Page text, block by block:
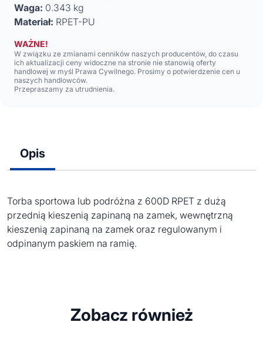
Waga: 0.343 kg
Materiał: RPET-PU
WAŻNE!
W związku ze zmianami cenników naszych producentów, do czasu
ich aktualizacji ceny widoczne na stronie nie stanowią oferty
handlowej w myśl Prawa Cywilnego. Prosimy o potwierdzenie cen u
naszych handlowców.
Przepraszamy za utrudnienia.
Opis
Torba sportowa lub podróżna z 600D RPET z dużą
przednią kieszenią zapinaną na zamek, wewnętrzną
kieszenią zapinaną na zamek oraz regulowanym i
odpinanym paskiem na ramię.
Zobacz również